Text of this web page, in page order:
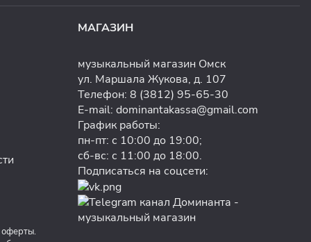
МАГАЗИН
музыкальный магазин Омск
ул. Маршала Жукова, д. 107
Телефон: 8 (3812) 95-65-30
E-mail: dominantakassa@gmail.com
График работы:
пн-пт: с 10:00 до 19:00;
сб-вс: с 11:00 до 18:00.
Подписаться на соцсети:
оферты.